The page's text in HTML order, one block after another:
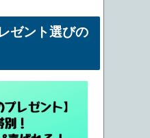
ゼント選びの